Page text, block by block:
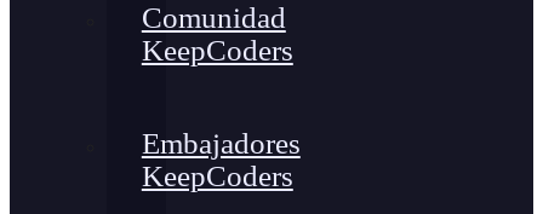
Comunidad
KeepCoders
Embajadores
KeepCoders